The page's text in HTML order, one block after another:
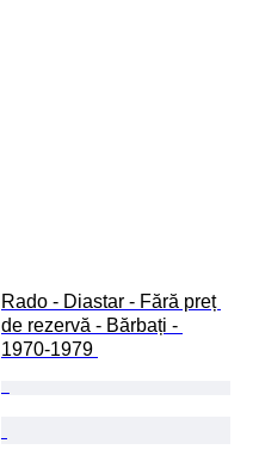
Rado - Diastar - Fără preț
de rezervă - Bărbați -
1970-1979